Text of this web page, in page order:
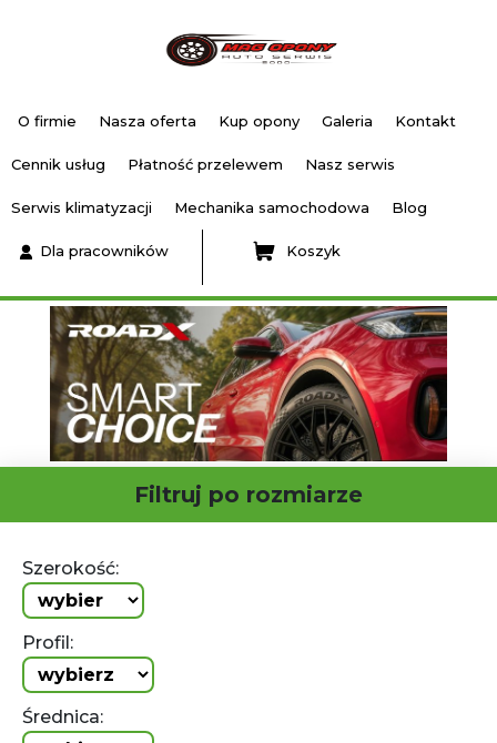
O firmie Nasza oferta Kup opony Galeria Kontakt
Cennik usług Płatność przelewem Nasz serwis
Serwis klimatyzacji Mechanika samochodowa Blog
Dla pracowników Koszyk
Filtruj po rozmiarze
Szerokość:
Profil:
Średnica: